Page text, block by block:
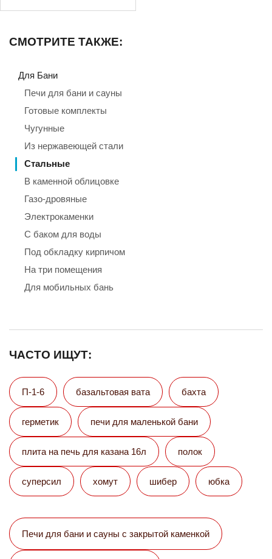
СМОТРИТЕ ТАКЖЕ:
Для Бани
Печи для бани и сауны
Готовые комплекты
Чугунные
Из нержавеющей стали
Стальные
В каменной облицовке
Газо-дровяные
Электрокаменки
С баком для воды
Под обкладку кирпичом
На три помещения
Для мобильных бань
ЧАСТО ИЩУТ:
П-1-6 базальтовая вата бахта
герметик печи для маленькой бани
плита на печь для казана 16л полок
суперсил хомут шибер юбка
Печи для бани и сауны с закрытой каменкой